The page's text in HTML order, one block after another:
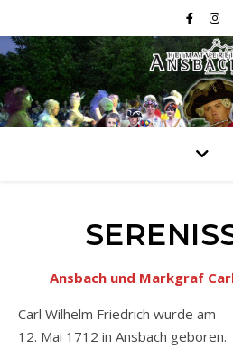
Ansbach und Markgraf
Carl Wilhelm Friedrich wurde am
12. Mai 1712 in Ansbach geboren.